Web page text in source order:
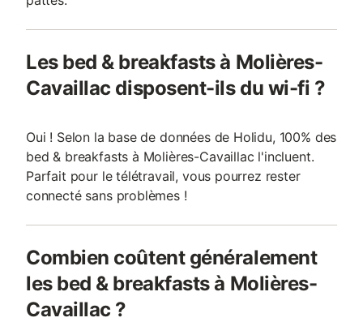
Les bed & breakfasts à Molières-
Cavaillac disposent-ils du wi-fi ?
Oui ! Selon la base de données de Holidu, 100% des
bed & breakfasts à Molières-Cavaillac l'incluent.
Parfait pour le télétravail, vous pourrez rester
connecté sans problèmes !
Combien coûtent généralement
les bed & breakfasts à Molières-
Cavaillac ?